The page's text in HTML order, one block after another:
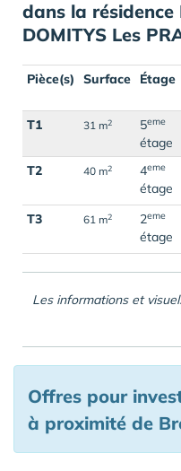
dans la résidence
DOMITYS Les
Pièce(s) Surface Étage
T1
31 m2 5eme
étage
T2 40 m2 4eme
étage
T3
61 m2 2eme
étage
Les informations et
Offres pour
à proximité de